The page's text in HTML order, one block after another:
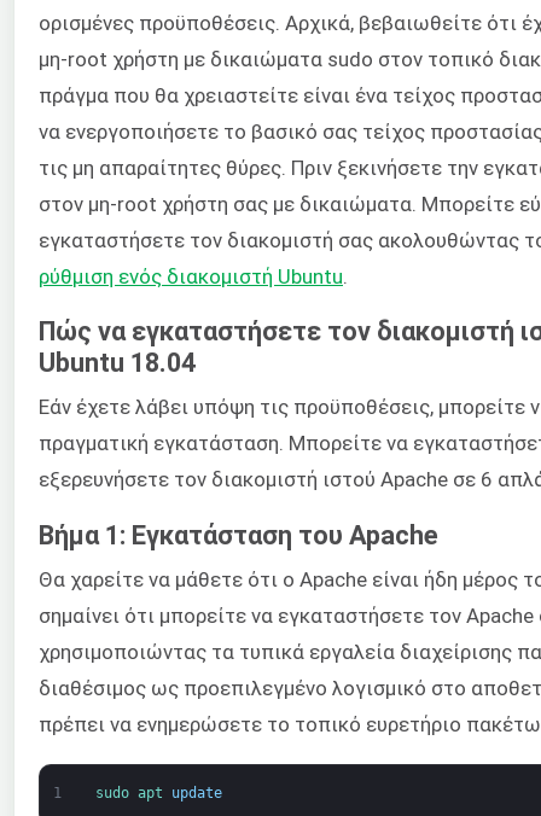
ορισμένες προϋποθέσεις. Αρχικά, βεβαιωθείτε ότι
μη-root χρήστη με δικαιώματα sudo στον τοπικό
πράγμα που θα χρειαστείτε είναι ένα τείχος
να ενεργοποιήσετε το βασικό σας τείχος
τις μη απαραίτητες θύρες. Πριν ξεκινήσετε την
στον μη-root χρήστη σας με δικαιώματα. Μπορείτε
εγκαταστήσετε τον διακομιστή σας ακολουθώντας
ρύθμιση ενός διακομιστή Ubuntu
Πώς να εγκαταστήσετε τον διακομιστή
Ubuntu 18.04
Εάν έχετε λάβει υπόψη τις προϋποθέσεις, μπορείτε
πραγματική εγκατάσταση. Μπορείτε να
εξερευνήσετε τον διακομιστή ιστού Apache σε 6
Βήμα 1: Εγκατάσταση του Apache
Θα χαρείτε να μάθετε ότι ο Apache είναι ήδη μέρος
σημαίνει ότι μπορείτε να εγκαταστήσετε τον
χρησιμοποιώντας τα τυπικά εργαλεία διαχείρισης
διαθέσιμος ως προεπιλεγμένο λογισμικό στο
πρέπει να ενημερώσετε το τοπικό ευρετήριο
1 sudo apt update